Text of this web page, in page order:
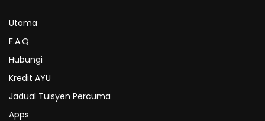
Utama
F.A.Q
Hubungi
Kredit AYU
Jadual Tuisyen Percuma
Apps